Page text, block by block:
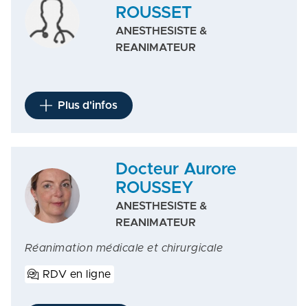
ROUSSET
ANESTHESISTE &
REANIMATEUR
Plus d'infos
Docteur Aurore
ROUSSEY
ANESTHESISTE &
REANIMATEUR
Réanimation médicale et chirurgicale
RDV en ligne